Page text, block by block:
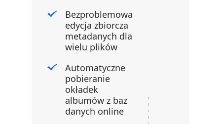
Bezproblemowa
edycja zbiorcza
metadanych dla
wielu plików
Automatyczne
pobieranie
okładek
albumów z baz
danych online